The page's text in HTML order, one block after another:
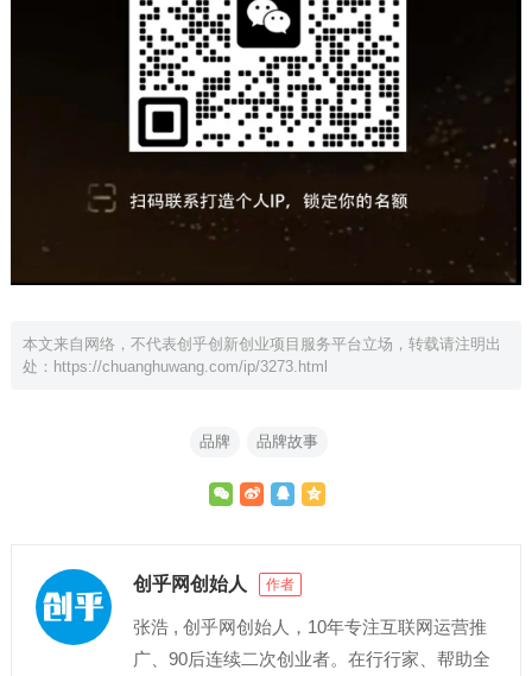
本文来自网络，不代表创乎创新创业项目服务平台立场，转载请注明出
处： https://chuanghuwang.com/ip/3273.html
品牌 品牌故事
创乎网创始人 作者
张浩 , 创乎网创始人，10年专注互联网运营推
广、90后连续二次创业者。在行行家、帮助全